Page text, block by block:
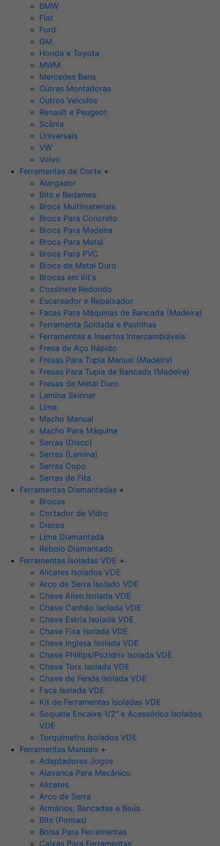
BMW
Fiat
Ford
GM
Honda e Toyota
MWM
Mercedes Bens
Outras Montadoras
Outros Veículos
Renault e Peugeot
Scânia
Universais
VW
Volvo
Ferramentas de Corte +
Alargador
Bits e Bedames
Broca Multimateriais
Broca Para Concreto
Broca Para Madeira
Broca Para Metal
Broca Para PVC
Broca de Metal Duro
Brocas em kit's
Cossinete Redondo
Escareador e Rebaixador
Facas Para Máquinas de Bancada (Madeira)
Ferramenta Soldada e Pastilhas
Ferramentas e Insertos Intercambiáveis
Fresa de Aço Rápido
Fresas Para Tupia Manual (Madeira)
Fresas Para Tupia de Bancada (Madeira)
Fresas de Metal Duro
Lamina Skinner
Lima
Macho Manual
Macho Para Máquina
Serras (Disco)
Serras (Lamina)
Serras Copo
Serras de Fita
Ferramentas Diamantadas +
Brocas
Cortador de Vidro
Discos
Lima Diamantada
Rebolo Diamantado
Ferramentas Isoladas VDE +
Alicates Isolados VDE
Arco de Serra Isolado VDE
Chave Allen Isolada VDE
Chave Canhão Isolada VDE
Chave Estria Isolada VDE
Chave Fixa Isolada VDE
Chave Inglesa Isolada VDE
Chave Phillips/Pozidriv Isolada VDE
Chave Torx Isolada VDE
Chave de Fenda Isolada VDE
Faca Isolada VDE
Kit de Ferramentas Isoladas VDE
Soquete Encaixe 1/2" e Acessórios Isolados
VDE
Torquímetro Isolados VDE
Ferramentas Manuais +
Adaptadores Jogos
Alavanca Para Mecânico
Alicates
Arco de Serra
Armários, Bancadas e Baús
Bits (Pontas)
Bolsa Para Ferramentas
Caixas Para Ferramentas